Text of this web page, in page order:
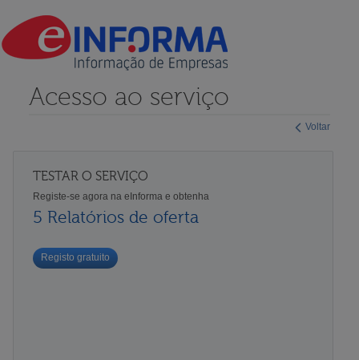
Voltar
Acesso ao serviço
TESTAR O SERVIÇO
Registe-se agora na eInforma e obtenha
5 Relatórios de oferta
Registo gratuito